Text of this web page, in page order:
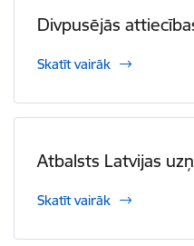
Divpusējās
Skatīt vairāk
Atbalsts Latvijas
Skatīt vairāk